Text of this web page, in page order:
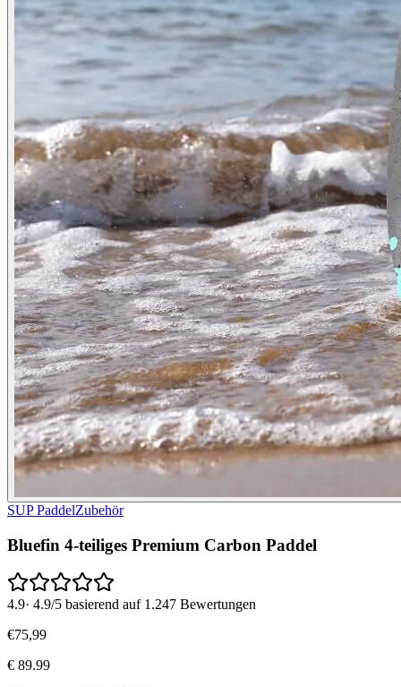
SUP PaddelZubehör
Bluefin 4-teiliges Premium Carbon Paddel
4.9· 4.9/5 basierend auf 1.247 Bewertungen
€75,99
€ 89.99